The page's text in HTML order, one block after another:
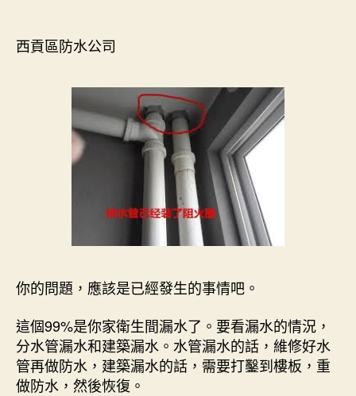
西貢區防水公司
你的問題，應該是已經發生的事情吧。
這個99%是你家衛生間漏水了。要看漏水的情況，
分水管漏水和建築漏水。水管漏水的話，維修好水
管再做防水，建築漏水的話，需要打鑿到樓板，重
做防水，然後恢復。